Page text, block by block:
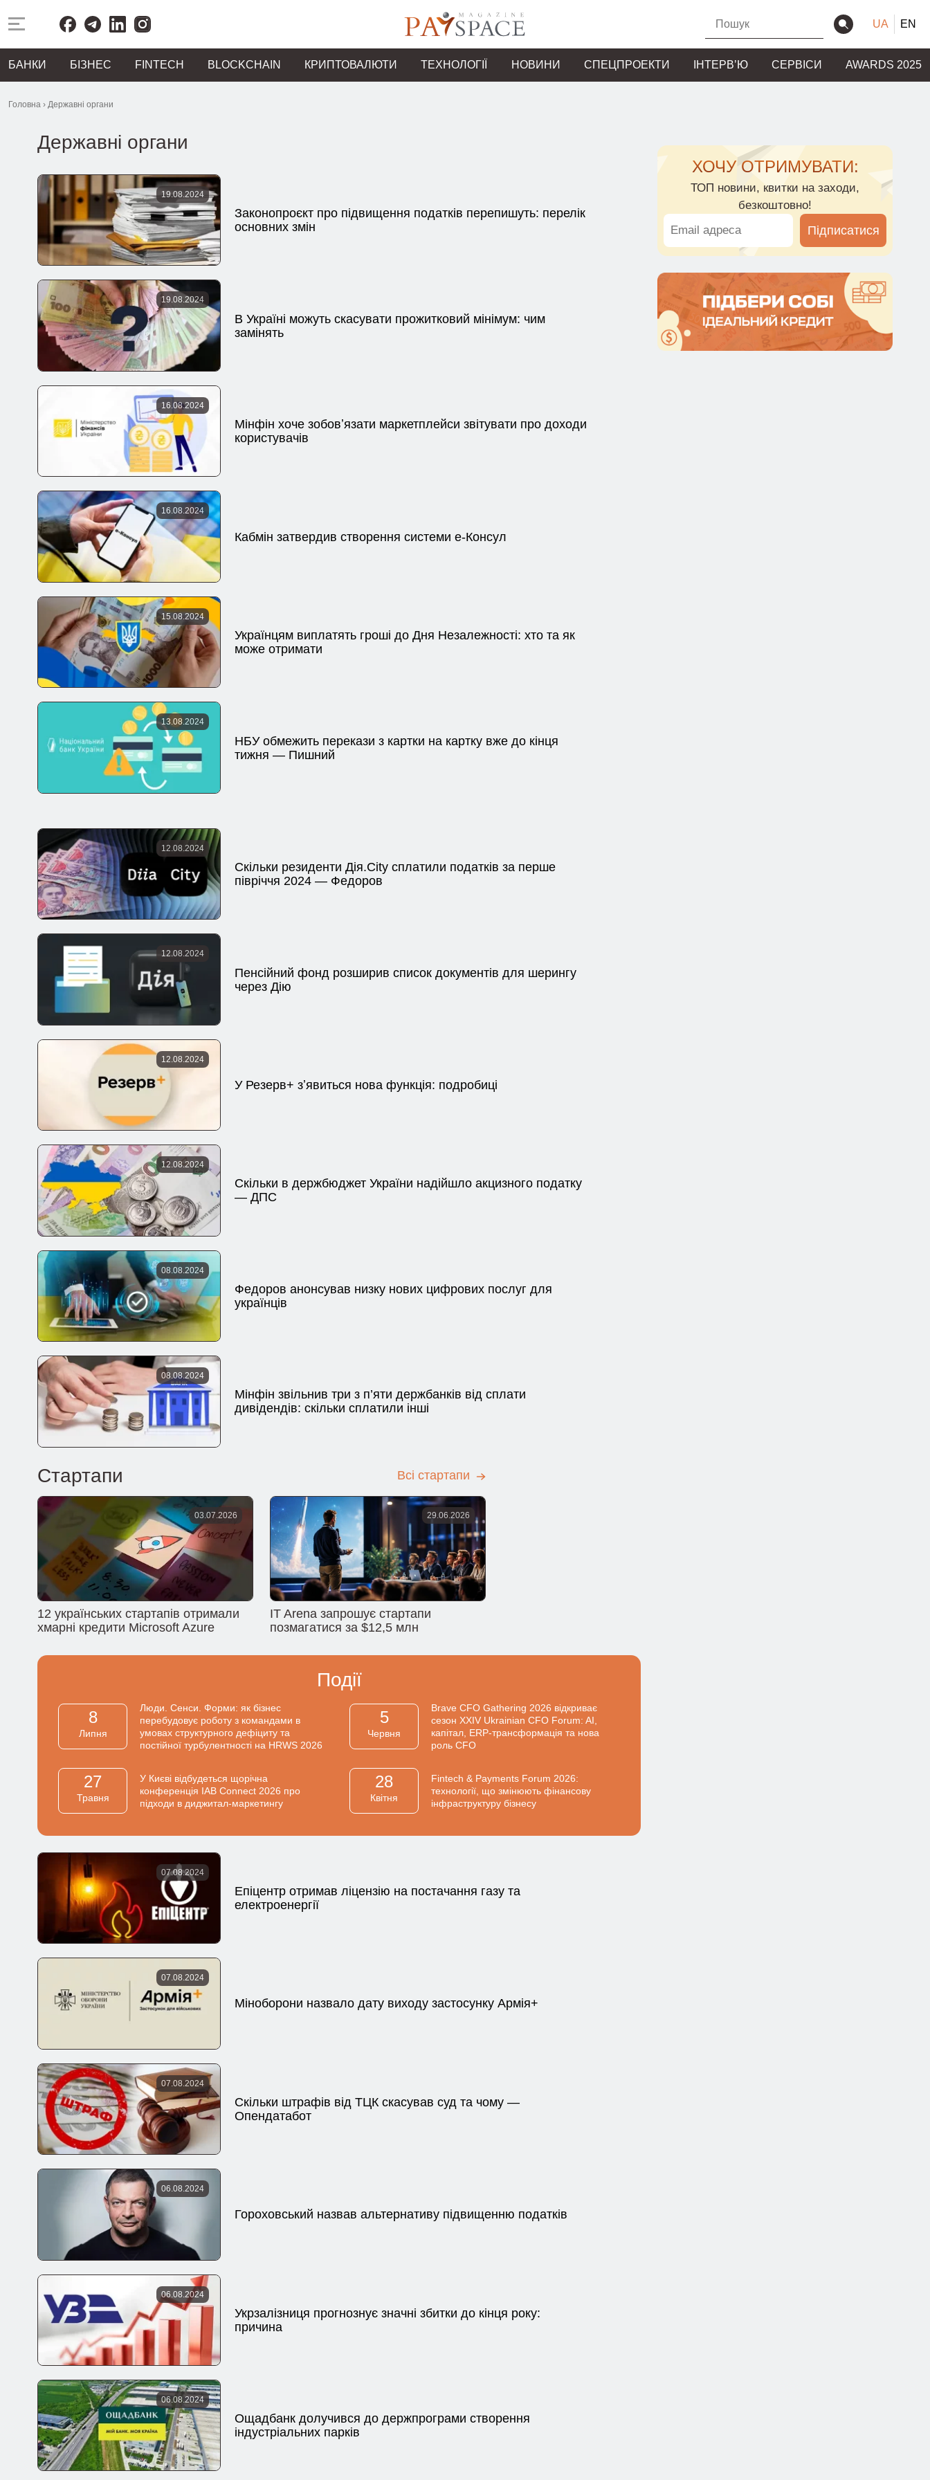
UA EN
БАНКИ БІЗНЕС FINTECH BLOCKCHAIN КРИПТОВАЛЮТИ ТЕХНОЛОГІЇ НОВИНИ СПЕЦПРОЕКТИ ІНТЕРВʼЮ СЕРВІСИ AWARDS 2025
Головна › Державні органи
Державні органи
19.08.2024
Законопроєкт про підвищення податків перепишуть: перелік
основних змін
19.08.2024
В Україні можуть скасувати прожитковий мінімум: чим
замінять
16.08.2024
Мінфін хоче зобовʼязати маркетплейси звітувати про доходи
користувачів
16.08.2024
Кабмін затвердив створення системи е-Консул
15.08.2024
Українцям виплатять гроші до Дня Незалежності: хто та як
може отримати
13.08.2024
НБУ обмежить перекази з картки на картку вже до кінця
тижня — Пишний
12.08.2024
Скільки резиденти Дія.City сплатили податків за перше
півріччя 2024 — Федоров
12.08.2024
Пенсійний фонд розширив список документів для шерингу
через Дію
12.08.2024
У Резерв+ зʼявиться нова функція: подробиці
12.08.2024
Скільки в держбюджет України надійшло акцизного податку
— ДПС
08.08.2024
Федоров анонсував низку нових цифрових послуг для
українців
08.08.2024
Мінфін звільнив три з п’яти держбанків від сплати
дивідендів: скільки сплатили інші
Стартапи Всі стартапи
03.07.2026
12 українських стартапів отримали
хмарні кредити Microsoft Azure
29.06.2026
IT Arena запрошує стартапи
позмагатися за $12,5 млн
Події
8
Липня
Люди. Сенси. Форми: як бізнес
перебудовує роботу з командами в
умовах структурного дефіциту та
постійної турбулентності на HRWS 2026
5
Червня
Brave CFO Gathering 2026 відкриває
сезон XXIV Ukrainian CFO Forum: AI,
капітал, ERP-трансформація та нова
роль CFO
27
Травня
У Києві відбудеться щорічна
конференція IAB Connect 2026 про
підходи в диджитал-маркетингу
28
Квiтня
Fintech & Payments Forum 2026:
технології, що змінюють фінансову
інфраструктуру бізнесу
07.08.2024
Епіцентр отримав ліцензію на постачання газу та
електроенергії
07.08.2024
Міноборони назвало дату виходу застосунку Армія+
07.08.2024
Скільки штрафів від ТЦК скасував суд та чому —
Опендатабот
06.08.2024
Гороховський назвав альтернативу підвищенню податків
06.08.2024
Укрзалізниця прогнознує значні збитки до кінця року:
причина
06.08.2024
Ощадбанк долучився до держпрограми створення
індустріальних парків
ХОЧУ ОТРИМУВАТИ:
ТОП новини, квитки на заходи,
безкоштовно!
Підписатися